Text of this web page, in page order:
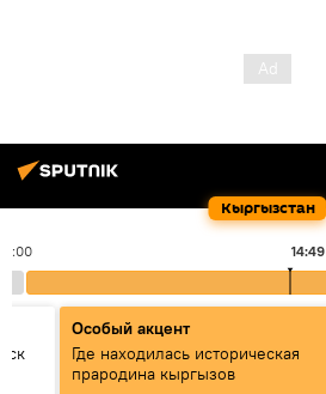
Кыргызстан
14:00 14:49
Особый акцент
Где находилась историческая
прародина кыргызов